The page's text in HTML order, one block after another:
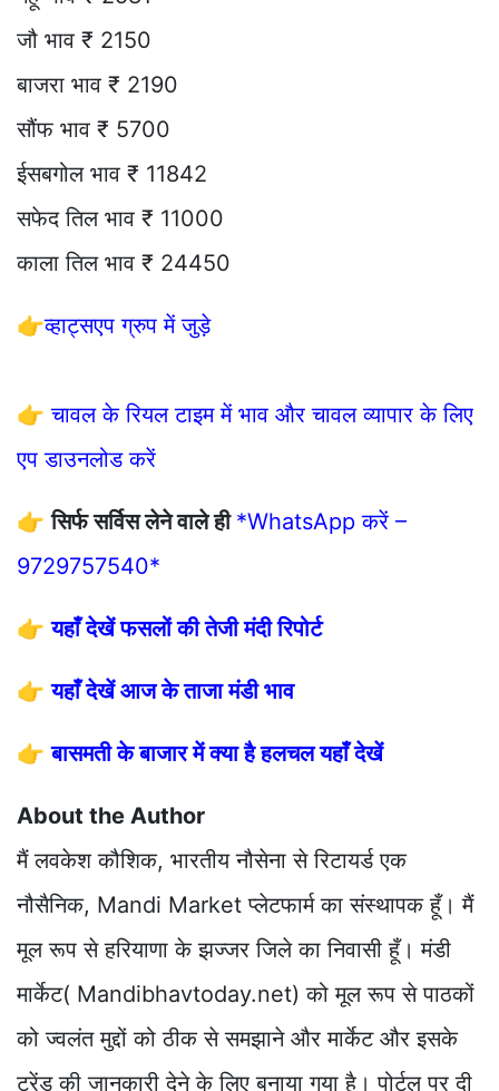
जौ भाव ₹ 2150
बाजरा भाव ₹ 2190
सौंफ भाव ₹ 5700
ईसबगोल भाव ₹ 11842
सफेद तिल भाव ₹ 11000
काला तिल भाव ₹ 24450
👉व्हाट्सएप ग्रुप में जुड़े
👉चावल के रियल टाइम में भाव और चावल व्यापार के लिए
एप डाउनलोड करें
👉सिर्फ सर्विस लेने वाले ही *WhatsApp करें –
9729757540*
👉यहाँ देखें फसलों की तेजी मंदी रिपोर्ट
👉यहाँ देखें आज के ताजा मंडी भाव
👉बासमती के बाजार में क्या है हलचल यहाँ देखें
About the Author
मैं लवकेश कौशिक, भारतीय नौसेना से रिटायर्ड एक
नौसैनिक, Mandi Market प्लेटफार्म का संस्थापक हूँ। मैं
मूल रूप से हरियाणा के झज्जर जिले का निवासी हूँ। मंडी
मार्केट( Mandibhavtoday.net) को मूल रूप से पाठकों
को ज्वलंत मुद्दों को ठीक से समझाने और मार्केट और इसके
ट्रेंड की जानकारी देने के लिए बनाया गया है। पोर्टल पर दी